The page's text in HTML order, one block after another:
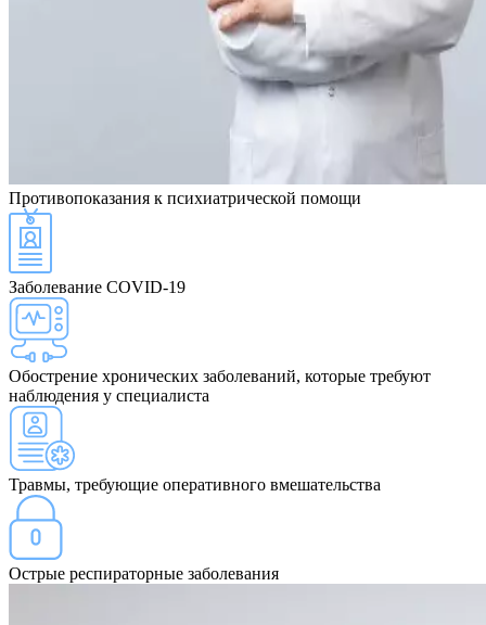
Противопоказания к психиатрической помощи
Заболевание COVID-19
Обострение хронических заболеваний, которые требуют
наблюдения у специалиста
Травмы, требующие оперативного вмешательства
Острые респираторные заболевания